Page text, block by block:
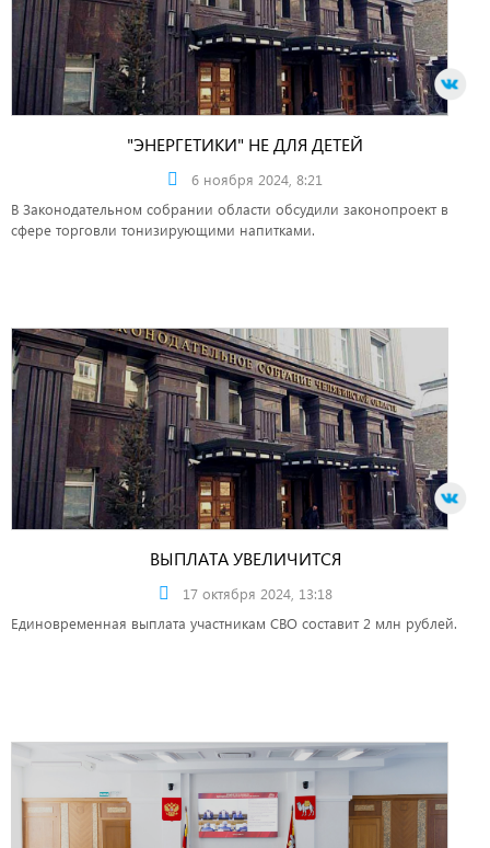
"ЭНЕРГЕТИКИ" НЕ ДЛЯ ДЕТЕЙ
6 ноября 2024, 8:21
В Законодательном собрании области обсудили законопроект в
сфере торговли тонизирующими напитками.
ВЫПЛАТА УВЕЛИЧИТСЯ
17 октября 2024, 13:18
Единовременная выплата участникам СВО составит 2 млн рублей.